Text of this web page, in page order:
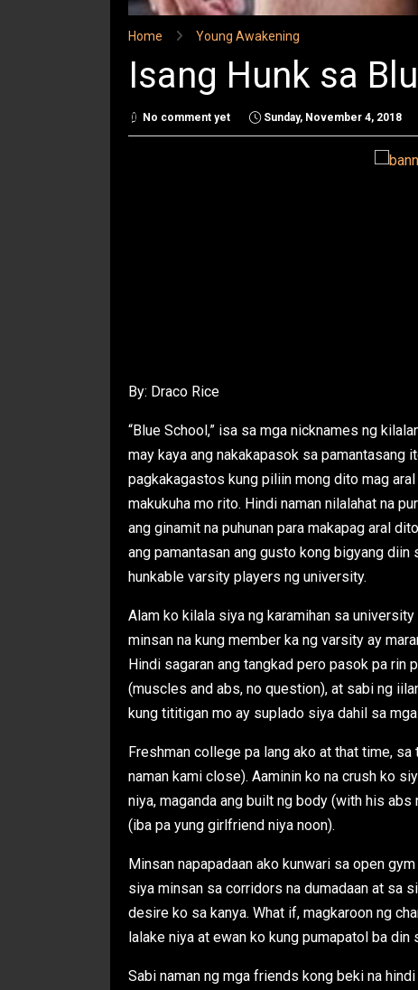
Home Young Awakening
Isang Hunk sa
No comment yet Sunday, November 4, 2018
By: Draco Rice
“Blue School,” isa sa mga nicknames ng
may kaya ang nakakapasok sa pamantasang
pagkakagastos kung piliin mong dito mag
makukuha mo rito. Hindi naman nilalahat na
ang ginamit na puhunan para makapag aral
ang pamantasan ang gusto kong bigyang
hunkable varsity players ng university.
Alam ko kilala siya ng karamihan sa
minsan na kung member ka ng varsity ay
Hindi sagaran ang tangkad pero pasok pa rin
(muscles and abs, no question), at sabi ng
kung tititigan mo ay suplado siya dahil sa
Freshman college pa lang ako at that time,
naman kami close). Aaminin ko na crush ko
niya, maganda ang built ng body (with his
(iba pa yung girlfriend niya noon).
Minsan napapadaan ako kunwari sa open
siya minsan sa corridors na dumadaan at sa
desire ko sa kanya. What if, magkaroon ng
lalake niya at ewan ko kung pumapatol ba
Sabi naman ng mga friends kong beki na